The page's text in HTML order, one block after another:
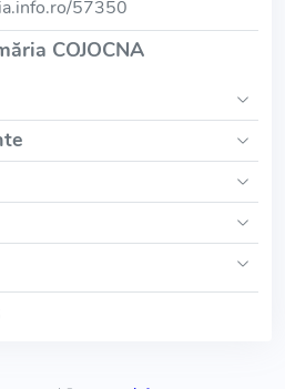
57350
COJOCNA